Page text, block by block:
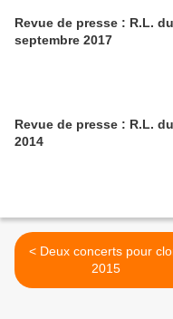
Revue de presse : R.L.
septembre 2017
Revue de presse : R.L.
2014
< Deux concerts pour clore
2015